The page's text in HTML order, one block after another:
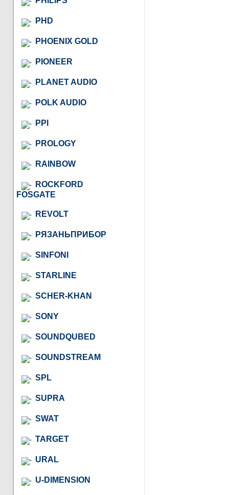
PHD
PHOENIX GOLD
PIONEER
PLANET AUDIO
POLK AUDIO
PPI
PROLOGY
RAINBOW
ROCKFORD
FOSGATE
REVOLT
РЯЗАНЬПРИБОР
SINFONI
STARLINE
SCHER-KHAN
SONY
SOUNDQUBED
SOUNDSTREAM
SPL
SUPRA
SWAT
TARGET
URAL
U-DIMENSION